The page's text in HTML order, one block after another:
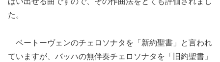
た。
ベートーヴェンのチェロソナタを「新約聖書」と言われ
ていますが、バッハの無伴奏チェロソナタを「旧約聖書」